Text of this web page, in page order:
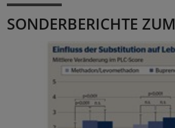
SONDERBERICHTE